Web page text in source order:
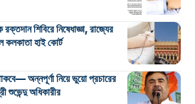
শিবিরে নিষেধাজ্ঞা, রাজ্যের
কলকাতা হাই কোর্ট
অন্নপূর্ণা নিয়ে ভুয়ো প্রচারের
শুভেন্দু অধিকারীর